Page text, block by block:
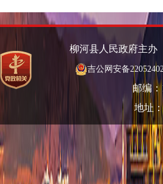
柳河县人民政府主
吉公网安备
邮编：
地址